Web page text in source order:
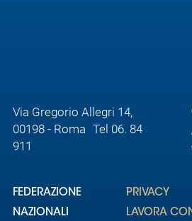
Via Gregorio Allegri 14,
00198 - Roma Tel 06. 84
911
FEDERAZIONE
NAZIONALI
PRIVACY
LAVORA